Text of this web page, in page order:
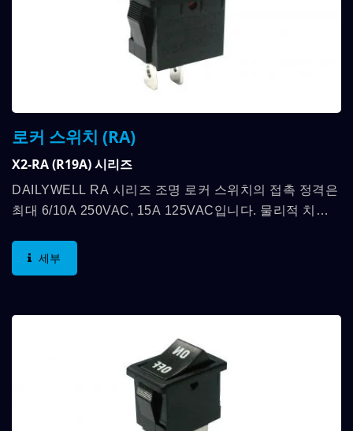
로커 스위치 (RA)
X2-RA (R19A) 시리즈
DAILYWELL RA 시리즈 조명 로커 스위치의 접촉 정격은
최대 6/10A 250VAC, 15A 125VAC입니다. 물리적 치수
저장 온도 범위는...
세부